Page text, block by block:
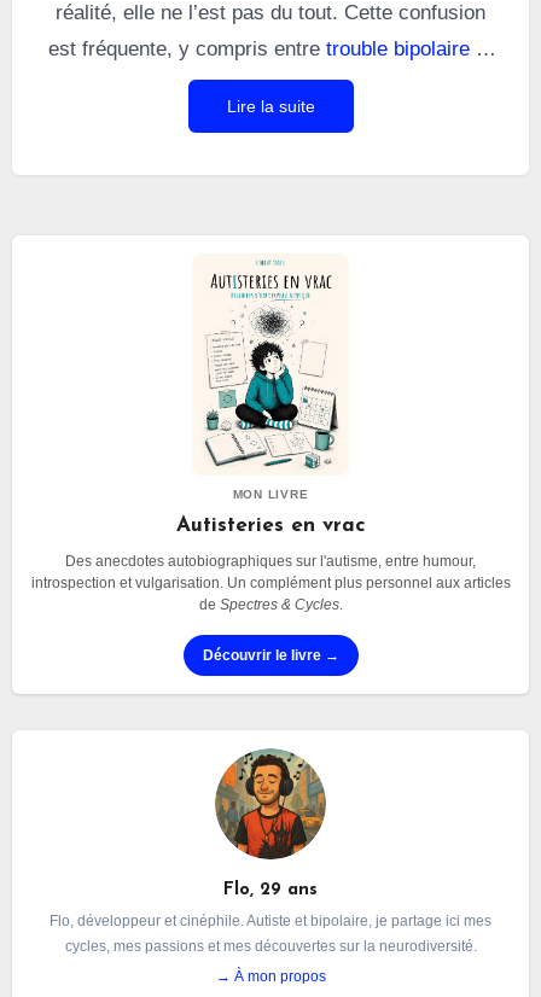
réalité, elle ne l’est pas du tout. Cette confusion
est fréquente, y compris entre trouble bipolaire et
(TSA), même parmi les professionnels de
santé. Je l’ai moi-même vécue de l’intérieur.
Lire la suite
MON LIVRE
Autisteries en vrac
Des anecdotes autobiographiques sur l'autisme, entre humour,
introspection et vulgarisation. Un complément plus personnel aux articles
de Spectres & Cycles.
Découvrir le livre →
Flo, 29 ans
Flo, développeur et cinéphile. Autiste et bipolaire, je partage ici mes
cycles, mes passions et mes découvertes sur la neurodiversité.
→ À mon propos